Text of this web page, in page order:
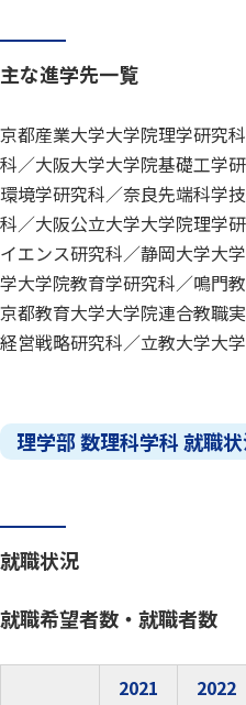
主な進学先一覧
京都産業大学大学院理学研究
科／大阪大学大学院基礎工学
環境学研究科／奈良先端科学
科／大阪公立大学大学院理学
イエンス研究科／静岡大学大
学大学院教育学研究科／鳴門
京都教育大学大学院連合教職
経営戦略研究科／立教大学大
理学部 数理科学科 就職状
就職状況
就職希望者数・就職者数
2021 2022